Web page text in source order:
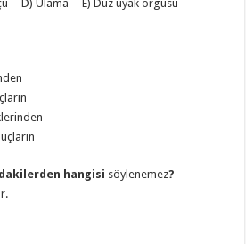
D) Ulama E) Düz uyak örgüsü
hangisi söylenemez?